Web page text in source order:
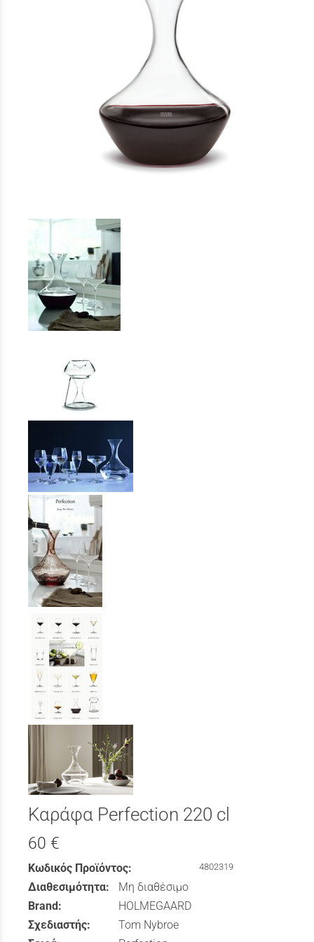
Καράφα Perfection 220 cl
60 €
Κωδικός Προϊόντος: 4802319
Διαθεσιμότητα:
Μη διαθέσιμο
Brand:
HOLMEGAARD
Σχεδιαστής:
Tom Nybroe